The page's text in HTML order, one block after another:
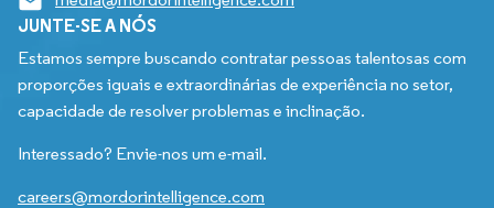
JUNTE-SE A NÓS
Estamos sempre buscando contratar pessoas talentosas com
proporções iguais e extraordinárias de experiência no setor,
capacidade de resolver problemas e inclinação.
Interessado? Envie-nos um e-mail.
careers@mordorintelligence.com